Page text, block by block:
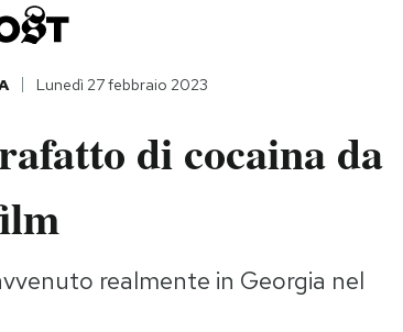
Lunedì 27 febbraio 2023
di cocaina da
realmente in Georgia nel